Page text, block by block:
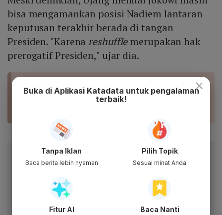
bisa mengamankan posisi Nadiem lantaran
keputusan terakhir berada di tangan
Presiden. "Karena reshufflemerupakan hak
prerogatif Presiden," ujar dia.
BACA JUGA
Kunjungan Ke Jabar, Jokowi Tak Akan Umumkan
Reshuffle Rabu Besok
Baca artikel ini lewat aplikasi mobile.
Dapatkan pengalaman membaca lebih nyaman dan nikmati
fitur menarik lainnya lewat aplikasi mobile Katadata.
×
Buka di Aplikasi Katadata untuk pengalaman
terbaik!
Tanpa Iklan
Baca berita lebih nyaman
Pilih Topik
Sesuai minat Anda
Fitur AI Baca Nanti